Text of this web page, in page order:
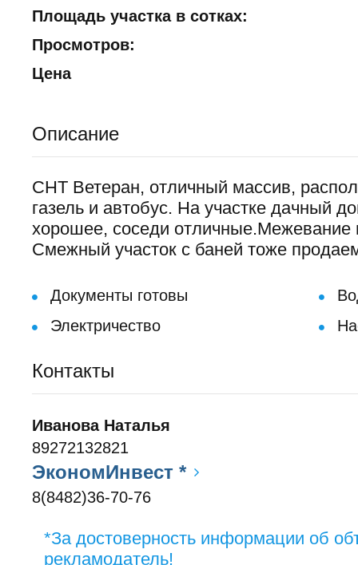
Площадь участка в сотках:
Просмотров:
Цена
Описание
СНТ Ветеран, отличный массив,
газель и автобус. На участке дачный
хорошее, соседи
Смежный участок с баней тоже
Документы готовы
Электричество
Контакты
Иванова Наталья
89272132821
ЭкономИнвест *
8(8482)36-70-76
*За достоверность информации об
рекламодатель!